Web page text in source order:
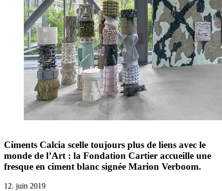
Ciments Calcia scelle toujours plus de liens avec le
monde de l’Art : la Fondation Cartier accueille une
fresque en ciment blanc signée Marion Verboom.
12. juin 2019